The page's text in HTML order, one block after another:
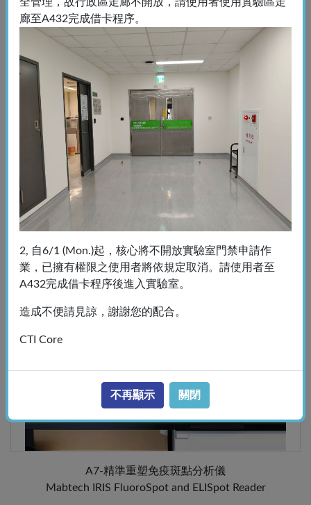
A6-MetaXpress (MD Offline)
MetaXpress (MD Offline)
A7-精準重塑免疫斑點分析儀
Mabtech IRIS FluoroSpot and ELISpot Reader
廊至A432完成借卡程序。
2, 自6/1 (Mon.)起，核心將不開放實驗室門禁申請作
業，已擁有權限之使用者將依規定取消。請使用者至
A432完成借卡程序後進入實驗室。
造成不便請見諒，謝謝您的配合。
CTI Core
不再顯示 關閉